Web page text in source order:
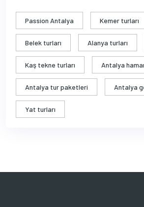
Passion Antalya Kemer turları
Belek turları Alanya turları
Kaş tekne turları Antalya
Antalya tur paketleri Antalya
Yat turları